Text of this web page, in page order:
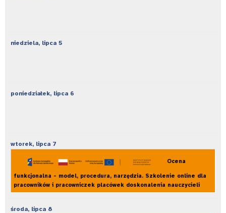
niedziela, lipca 5
poniedziałek, lipca 6
wtorek, lipca 7
Ocena
funkcjonalna - model, procedura, narzędzia. Szkolenie online dla
pracowników i pracowniczek placówek doskonalenia nauczycieli
środa, lipca 8